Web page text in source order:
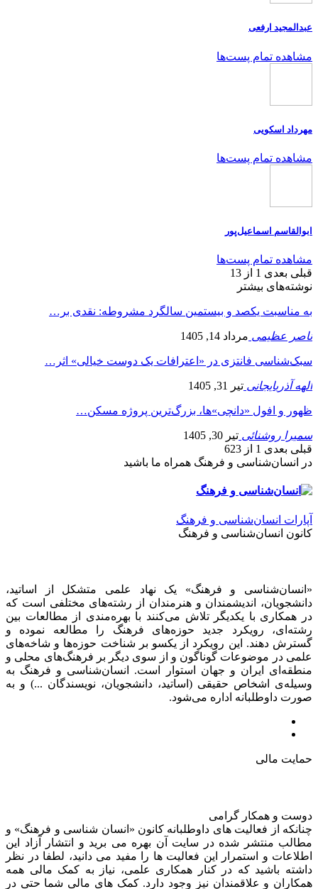
عبدالمجید ارفعی
مشاهده تمام پست‌ها
مهرداد اسکویی
مشاهده تمام پست‌ها
ابوالقاسم اسماعیل‌پور
مشاهده تمام پست‌ها
قبلی بعدی 1 از 13
نوشته‌های بیشتر
به مناسبت یکصد و بیستمین سالگرد مشروطه: نقدی بر…
ناصر عظیمی مرداد 14, 1405
سبک‌شناسی فانتزی در «اعترافات یک دوست خیالی» اثر…
الهه آذربایجانی تیر 31, 1405
ظهور و افول «دانچی»ها، بزرگ‌ترین پروژه مسکن…
سمیرا روشنائی تیر 30, 1405
قبلی بعدی 1 از 623
در انسان‌شناسی و فرهنگ همراه ما باشید
آپارات انسان‌شناسی و فرهنگ
کانون انسان‌شناسی و فرهنگ
«انسان‌شناسی و فرهنگ» یک نهاد علمی متشکل از اساتید،
دانشجویان، اندیشمندان و هنرمندان از رشته‌های مختلفی است که
در همکاری با یکدیگر تلاش می‌کنند با بهره‌مندی از مطالعات بین
رشته‌ای، رویکرد جدید حوزه‌های فرهنگ را مطالعه نموده و
گسترش دهند. این رویکرد از یکسو بر شناخت حوزه‌ها و شاخه‌های
علمی در موضوعات گوناگون و از سوی دیگر بر فرهنگ‌های محلی و
منطقه‌ای ایران و جهان استوار است. انسان‌شناسی و فرهنگ به
وسیله‌ی اشخاص حقیقی (اساتید، دانشجویان، نویسندگان ...) و به
صورت داوطلبانه اداره می‌شود.
حمایت مالی
دوست و همکار گرامی
چنانکه از فعالیت های داوطلبانه کانون «انسان شناسی و فرهنگ» و
مطالب منتشر شده در سایت آن بهره می برید و انتشار آزاد این
اطلاعات و استمرار این فعالیت ها را مفید می دانید، لطفا در نظر
داشته باشید که در کنار همکاری علمی، نیاز به کمک مالی همه
همکاران و علاقمندان نیز وجود دارد. کمک های مالی شما حتی در